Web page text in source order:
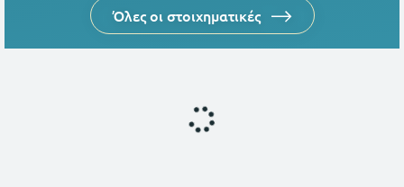
Όλες οι στοιχηματικές